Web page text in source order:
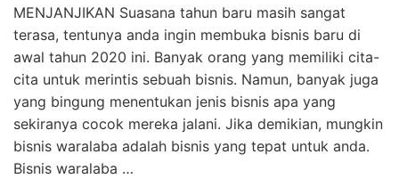
MENJANJIKAN Suasana tahun baru masih sangat
terasa, tentunya anda ingin membuka bisnis baru di
awal tahun 2020 ini. Banyak orang yang memiliki cita-
cita untuk merintis sebuah bisnis. Namun, banyak juga
yang bingung menentukan jenis bisnis apa yang
sekiranya cocok mereka jalani. Jika demikian, mungkin
bisnis waralaba adalah bisnis yang tepat untuk anda.
Bisnis waralaba …